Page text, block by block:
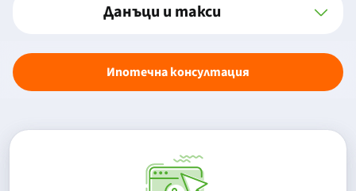
Данъци и такси
Ипотечна консултация